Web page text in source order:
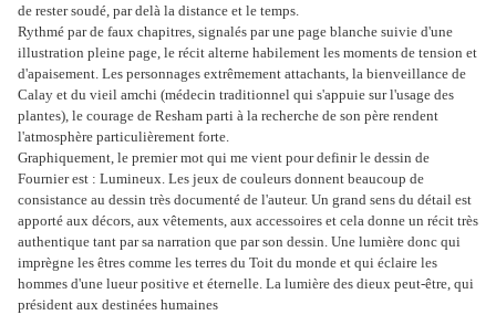
de rester soudé, par delà la distance et le temps.
Rythmé par de faux chapitres, signalés par une page blanche suivie d'une
illustration pleine page, le récit alterne habilement les moments de tension et
d'apaisement. Les personnages extrêmement attachants, la bienveillance de
Calay et du vieil amchi (médecin traditionnel qui s'appuie sur l'usage des
plantes), le courage de Resham parti à la recherche de son père rendent
l'atmosphère particulièrement forte.
Graphiquement, le premier mot qui me vient pour definir le dessin de
Fournier est : Lumineux. Les jeux de couleurs donnent beaucoup de
consistance au dessin très documenté de l'auteur. Un grand sens du détail est
apporté aux décors, aux vêtements, aux accessoires et cela donne un récit très
authentique tant par sa narration que par son dessin. Une lumière donc qui
imprègne les êtres comme les terres du Toit du monde et qui éclaire les
hommes d'une lueur positive et éternelle. La lumière des dieux peut-être, qui
président aux destinées humaines